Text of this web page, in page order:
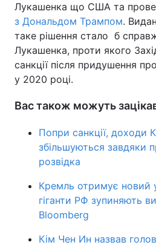
Лукашенка що США та
з Дональдом Трампом.
таке рішення стало б
Лукашенка, проти якого
санкції після придушення
у 2020 році.
Вас також можуть
Попри санкції, доходи
збільшуються завдяки
розвідка
Кремль отримує новий
гіганти РФ зупиняють
Bloomberg
Кім Чен Ин назвав